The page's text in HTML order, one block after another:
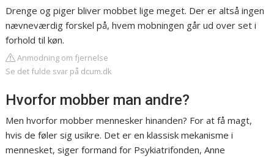
Drenge og piger bliver mobbet lige meget. Der er altså ingen
nævneværdig forskel på, hvem mobningen går ud over set i
forhold til køn.
Anmodning om fjernelse
Se det fulde svar på dcum.dk
Hvorfor mobber man andre?
Men hvorfor mobber mennesker hinanden? For at få magt,
hvis de føler sig usikre. Det er en klassisk mekanisme i
mennesket, siger formand for Psykiatrifonden, Anne